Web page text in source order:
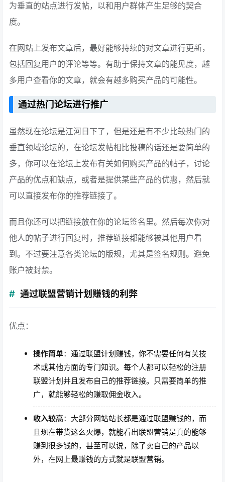
为垂直的站点进行发帖，以和用户群体产生足够的契合
度。
在网站上发布文章后，最好能够持续的对文章进行更新，
包括回复用户的评论等等。有助于保持文章的能见度，越
多用户查看你的文章，就会有越多购买产品的可能性。
通过热门论坛进行推广
虽然现在论坛是江河日下了，但是还是有不少比较热门的
垂直领域论坛的，在论坛发帖相比投稿的话还是要简单的
多，你可以在论坛上发布有关如何购买产品的帖子，讨论
产品的优点和缺点，或者是提供某些产品的优惠，然后就
可以直接发布你的推荐链接了。
而且你还可以把链接放在你的论坛签名里。然后每次你对
他人的帖子进行回复时，推荐链接都能够被其他用户看
到。不过要注意各类论坛的版规，尤其是签名规则。避免
账户被封禁。
通过联盟营销计划赚钱的利弊
优点：
操作简单：通过联盟计划赚钱，你不需要任何有关技
术或其他方面的专门知识。每个人都可以轻松的注册
联盟计划并且发布自己的推荐链接。只需要简单的推
广，就能够轻松的赚取佣金收入。
收入较高：大部分网站站长都是通过联盟赚钱的，而
且现在带货这么火爆，就能看出联盟营销是真的能够
赚到很多钱的，甚至可以说，除了卖自己的产品以
外，在网上最赚钱的方式就是联盟营销。